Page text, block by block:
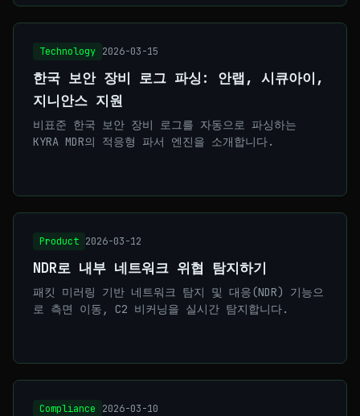
Technology 2026-03-15
한국 보안 장비 로그 파싱: 안랩, 시큐아이,
지니안스 지원
비표준 한국 보안 장비 로그를 자동으로 파싱하는
KYRA MDR의 적응형 파서 엔진을 소개합니다.
Product 2026-03-12
NDR로 내부 네트워크 위협 탐지하기
패킷 미러링 기반 네트워크 탐지 및 대응(NDR) 기능으
로 측면 이동, C2 비커닝을 실시간 탐지합니다.
Compliance 2026-03-10